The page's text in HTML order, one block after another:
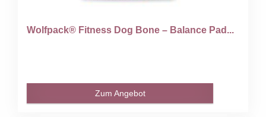
Wolfpack® Fitness Dog Bone – Balance Pad...
Zum Angebot